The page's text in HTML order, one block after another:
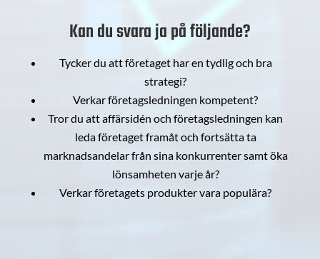
Kan du svara ja på följande?
Tycker du att företaget har en tydlig och bra
strategi?
Verkar företagsledningen kompetent?
Tror du att affärsidén och företagsledningen kan
leda företaget framåt och fortsätta ta
marknadsandelar från sina konkurrenter samt öka
lönsamheten varje år?
Verkar företagets produkter vara populära?